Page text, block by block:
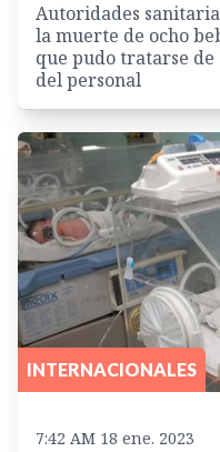
Autoridades
la muerte de ocho
que pudo tratarse
del personal
INTERNACIONALES
7:42 AM 18 ene. 2023